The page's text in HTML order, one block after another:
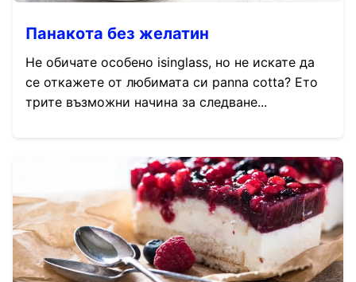
Панакота без желатин
Не обичате особено isinglass, но не искате да
се откажете от любимата си panna cotta? Ето
трите възможни начина за следване...